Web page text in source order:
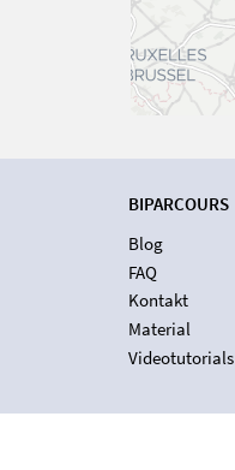
BIPARCOURS
Blog
FAQ
Kontakt
Material
Videotutorials